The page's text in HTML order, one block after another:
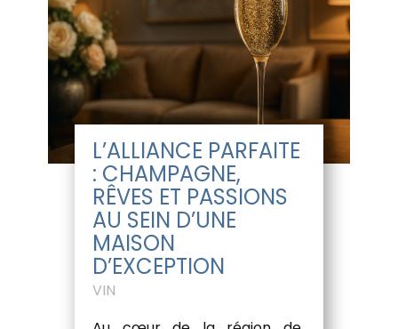
L’ALLIANCE PARFAITE
: CHAMPAGNE,
RÊVES ET PASSIONS
AU SEIN D’UNE
MAISON
D’EXCEPTION
VIN